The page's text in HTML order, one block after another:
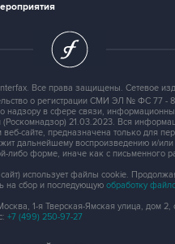
Все права защищены. Сетевое
о регистрации СМИ ЭЛ № ФС 77 -
надзору в сфере связи,
21.03.2023. Вся
сайте, предназначена только для
дальнейшему воспроизведению и/или
либо форме, иначе как с письменного
использует файлы cookie.
на сбор и последующую обработку
1-я Тверская-Ямская улица, дом 2,
+7 (499) 250-97-27